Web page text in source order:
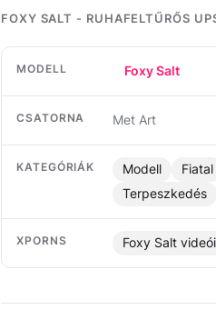
FOXY SALT - RUHAFELTŰRŐS
MODELL Foxy Salt
CSATORNA Met Art
KATEGÓRIÁK Modell Fiatal
Terpeszkedés
XPORNS Foxy Salt videói